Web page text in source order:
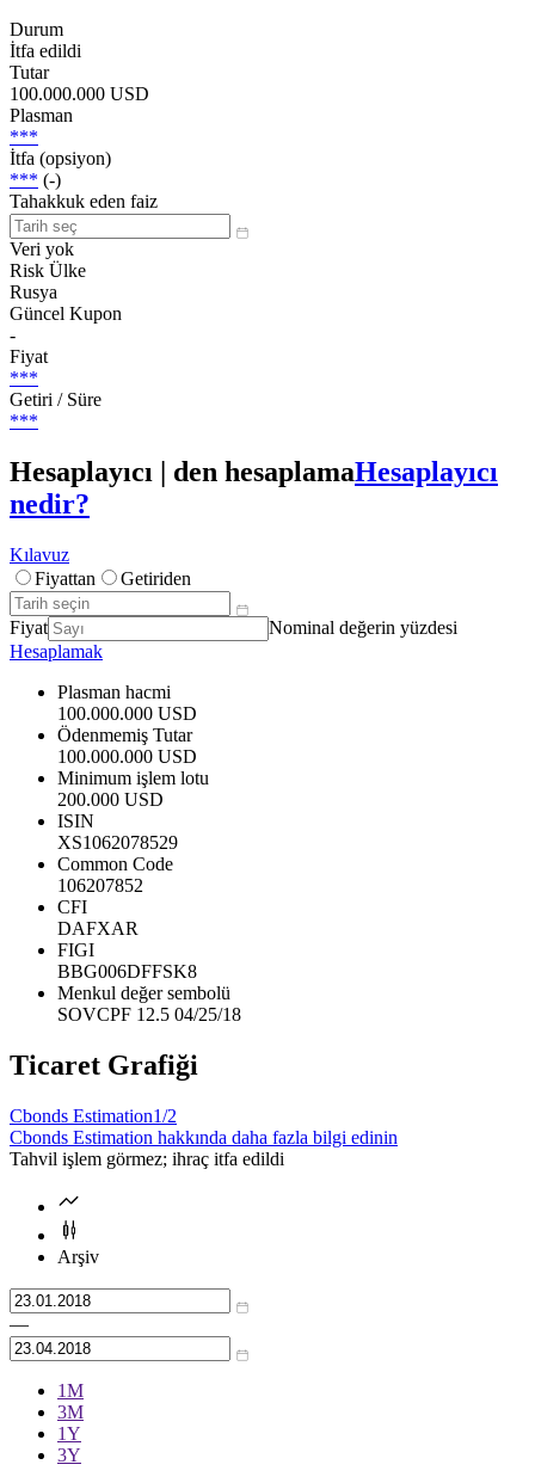
Durum
İtfa edildi
Tutar
100.000.000 USD
Plasman
***
İtfa (opsiyon)
*** (-)
Tahakkuk eden faiz
Veri yok
Risk Ülke
Rusya
Güncel Kupon
-
Fiyat
***
Getiri / Süre
***
Hesaplayıcı | den hesaplamaHesaplayıcı
nedir?
Kılavuz
Fiyattan
Getiriden
Fiyat
Nominal değerin yüzdesi
Hesaplamak
Plasman hacmi
100.000.000 USD
Ödenmemiş Tutar
100.000.000 USD
Minimum işlem lotu
200.000 USD
ISIN
XS1062078529
Common Code
106207852
CFI
DAFXAR
FIGI
BBG006DFFSK8
Menkul değer sembolü
SOVCPF 12.5 04/25/18
Ticaret Grafiği
Cbonds Estimation1/2
Cbonds Estimation hakkında daha fazla bilgi edinin
Tahvil işlem görmez; ihraç itfa edildi
Arşiv
—
1М
3М
1Y
3Y